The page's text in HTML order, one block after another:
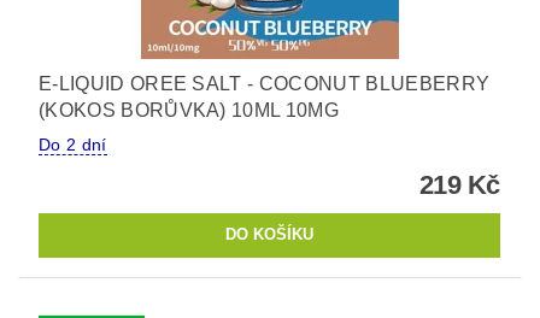
E-LIQUID OREE SALT - COCONUT BLUEBERRY
(KOKOS BORŮVKA) 10ML 10MG
Do 2 dní
219 Kč